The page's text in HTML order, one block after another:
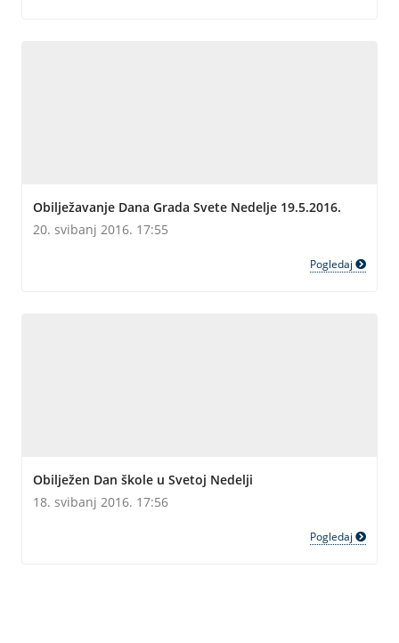
Obilježavanje Dana Grada Svete Nedelje 19.5.2016.
20. svibanj 2016. 17:55
Pogledaj
Obilježen Dan škole u Svetoj Nedelji
18. svibanj 2016. 17:56
Pogledaj